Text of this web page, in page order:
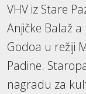
VHV iz Stare
Anjičke Balaž
Godoa u režiji
Padine.
nagradu za